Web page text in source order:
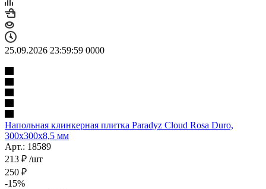
25.09.2026 23:59:59 0000
Напольная клинкерная плитка Paradyz Cloud Rosa Duro,
300x300x8,5 мм
Арт.: 18589
213 ₽ /шт
250 ₽
-15%